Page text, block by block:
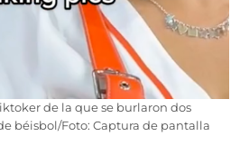
de la que se burlaron dos
béisbol/Foto: Captura de pantalla